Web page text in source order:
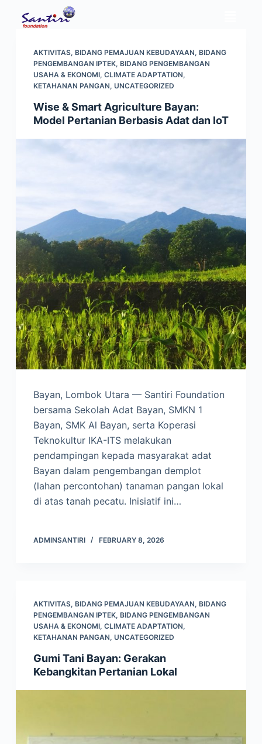
AKTIVITAS, BIDANG PEMAJUAN KEBUDAYAAN, BIDANG
PENGEMBANGAN IPTEK, BIDANG PENGEMBANGAN
USAHA & EKONOMI, CLIMATE ADAPTATION,
KETAHANAN PANGAN, UNCATEGORIZED
Wise & Smart Agriculture Bayan:
Model Pertanian Berbasis Adat dan IoT
Bayan, Lombok Utara — Santiri Foundation
bersama Sekolah Adat Bayan, SMKN 1
Bayan, SMK Al Bayan, serta Koperasi
Teknokultur IKA-ITS melakukan
pendampingan kepada masyarakat adat
Bayan dalam pengembangan demplot
(lahan percontohan) tanaman pangan lokal
di atas tanah pecatu. Inisiatif ini…
ADMINSANTIRI FEBRUARY 8, 2026
AKTIVITAS, BIDANG PEMAJUAN KEBUDAYAAN, BIDANG
PENGEMBANGAN IPTEK, BIDANG PENGEMBANGAN
USAHA & EKONOMI, CLIMATE ADAPTATION,
KETAHANAN PANGAN, UNCATEGORIZED
Gumi Tani Bayan: Gerakan
Kebangkitan Pertanian Lokal